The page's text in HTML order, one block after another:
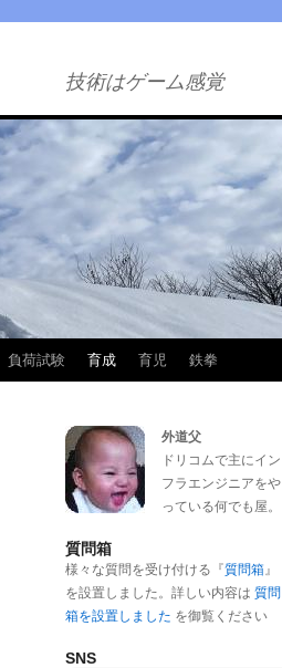
技術はゲーム感覚
負荷試験 育成 育児 鉄拳
外道父
ドリコムで主にイン
フラエンジニアをや
っている何でも屋。
質問箱
様々な質問を受け付ける『質問箱』
を設置しました。詳しい内容は 質問
箱を設置しました を御覧ください
SNS